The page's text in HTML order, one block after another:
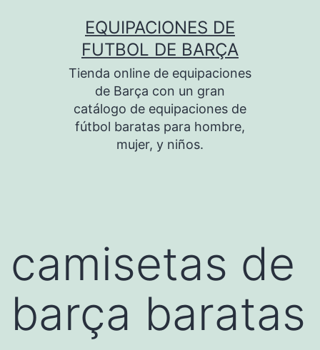
EQUIPACIONES DE
FUTBOL DE BARÇA
Tienda online de equipaciones
de Barça con un gran
catálogo de equipaciones de
fútbol baratas para hombre,
mujer, y niños.
camisetas de
barça baratas